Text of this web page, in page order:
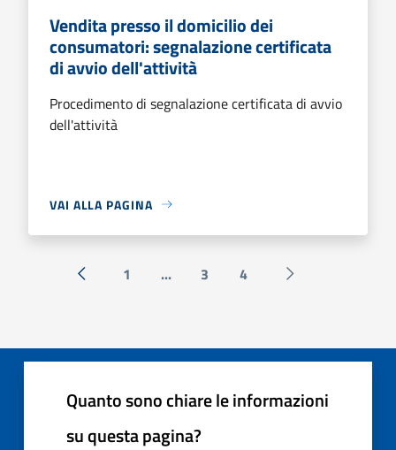
Vendita presso il domicilio dei
consumatori: segnalazione certificata
di avvio dell'attività
Procedimento di segnalazione certificata di avvio
dell'attività
VAI ALLA PAGINA
« Precedente
1 ... 3 4 Successiva »
Quanto sono chiare le informazioni
su questa pagina?